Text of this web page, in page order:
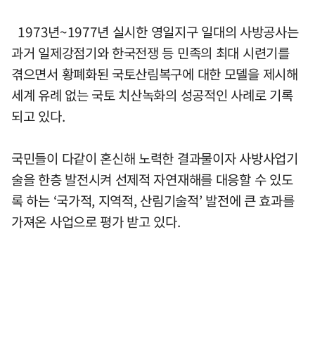
1973년~1977년 실시한 영일지구 일대의 사방공사는
과거 일제강점기와 한국전쟁 등 민족의 최대 시련기를
겪으면서 황폐화된 국토산림복구에 대한 모델을 제시해
세계 유례 없는 국토 치산녹화의 성공적인 사례로 기록
되고 있다.
국민들이 다같이 혼신해 노력한 결과물이자 사방사업기
술을 한층 발전시켜 선제적 자연재해를 대응할 수 있도
록 하는 ‘국가적, 지역적, 산림기술적’ 발전에 큰 효과를
가져온 사업으로 평가 받고 있다.